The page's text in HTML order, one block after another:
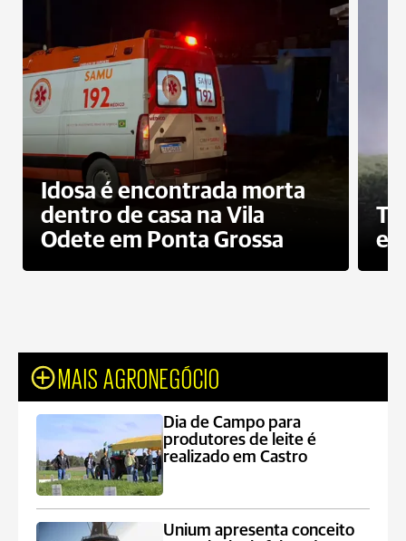
Idosa é encontrada morta
dentro de casa na Vila
Odete em Ponta Grossa
e
MAIS AGRONEGÓCIO
Dia de Campo para
produtores de leite é
realizado em Castro
Unium apresenta conceito